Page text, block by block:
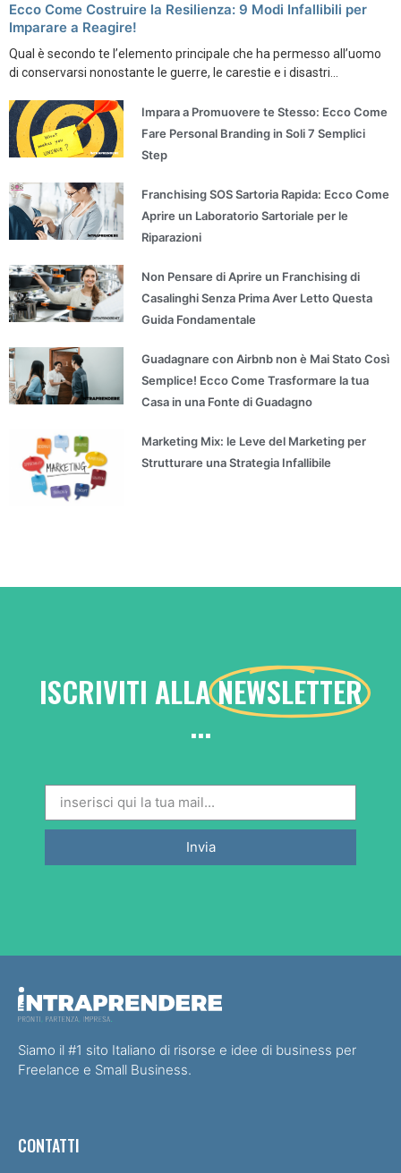
Ecco Come Costruire la Resilienza: 9 Modi Infallibili per
Imparare a Reagire!
Qual è secondo te l’elemento principale che ha permesso all’uomo
di conservarsi nonostante le guerre, le carestie e i disastri...
Impara a Promuovere te Stesso: Ecco Come
Fare Personal Branding in Soli 7 Semplici
Step
Franchising SOS Sartoria Rapida: Ecco Come
Aprire un Laboratorio Sartoriale per le
Riparazioni
Non Pensare di Aprire un Franchising di
Casalinghi Senza Prima Aver Letto Questa
Guida Fondamentale
Guadagnare con Airbnb non è Mai Stato Così
Semplice! Ecco Come Trasformare la tua
Casa in una Fonte di Guadagno
Marketing Mix: le Leve del Marketing per
Strutturare una Strategia Infallibile
ISCRIVITI ALLANEWSLETTER
...
Invia
Siamo il #1 sito Italiano di risorse e idee di business per
Freelance e Small Business.
CONTATTI